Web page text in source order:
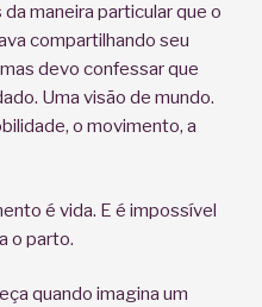
maneira particular que o
compartilhando seu
devo confessar que
Uma visão de mundo.
o movimento, a
é vida. E é impossível
o parto.
quando imagina um